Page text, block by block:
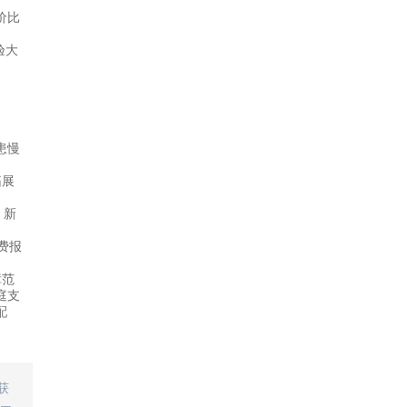
比
大
慢
新
报
支